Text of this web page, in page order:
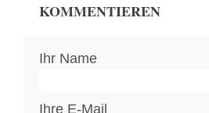
KOMMENTIEREN
Ihr Name
Ihre E-Mail